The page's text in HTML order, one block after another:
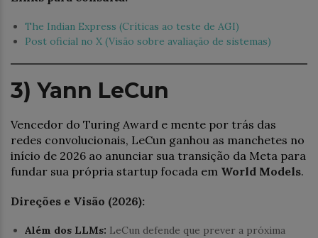
The Indian Express (Críticas ao teste de AGI)
Post oficial no X (Visão sobre avaliação de sistemas)
3) Yann LeCun
Vencedor do Turing Award e mente por trás das
redes convolucionais, LeCun ganhou as manchetes no
início de 2026 ao anunciar sua transição da Meta para
fundar sua própria startup focada em World Models.
Direções e Visão (2026):
Além dos LLMs: LeCun defende que prever a próxima